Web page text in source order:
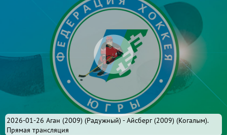
2026-01-26 Аган (2009) (Радужный) - Айсберг (2009) (Когалым).
Прямая трансляция